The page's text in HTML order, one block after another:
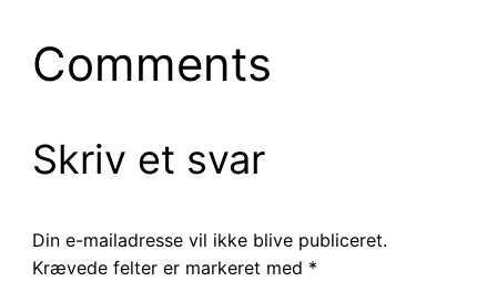
Comments
Skriv et svar
Din e-mailadresse vil ikke blive publiceret.
Krævede felter er markeret med *